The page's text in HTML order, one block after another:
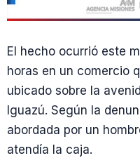
El hecho ocurrió este
horas en un comercio
ubicado sobre la
Iguazú. Según la
abordada por un
atendía la caja.